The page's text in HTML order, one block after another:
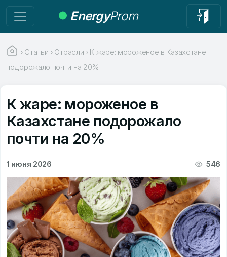
EnergyProm
› Статьи › Отрасли › К жаре: мороженое в Казахстане
подорожало почти на 20%
К жаре: мороженое в
Казахстане подорожало
почти на 20%
1 июня 2026 546